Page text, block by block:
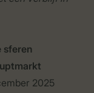
sferen
2025